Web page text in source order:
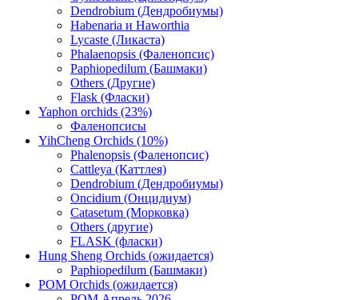
Dendrobium (Дендробиумы)
Habenaria и Haworthia
Lycaste (Ликаста)
Phalaenopsis (Фаленопсис)
Paphiopedilum (Башмаки)
Others (Другие)
Flask (Фласки)
Yaphon orchids (23%)
Фаленопсисы
YihCheng Orchids (10%)
Phalenopsis (Фаленопсис)
Cattleya (Каттлея)
Dendrobium (Дендробиумы)
Oncidium (Онцидиум)
Catasetum (Морковка)
Others (другие)
FLASK (фласки)
Hung Sheng Orchids (ожидается)
Paphiopedilum (Башмаки)
POM Orchids (ожидается)